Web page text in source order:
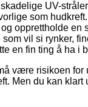
UV-
som
opprettholde en
vil si rynker,
en fin ting å ha i
være risikoen for
Men du kan